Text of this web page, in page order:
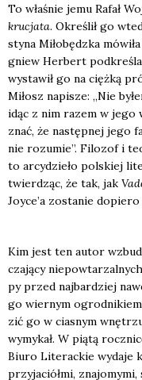
To wła­śnie jemu Rafał
kru­cja­ta. Okre­ślił go
sty­na Miło­będz­ka
gniew Her­bert
wysta­wił go na cięż­ką
Miłosz napi­sze: „Nie
idąc z nim razem w jego
znać, że następ­nej jego
nie rozu­mie”. Filo­zof i
to arcy­dzie­ło pol­skiej
twier­dząc, że tak, jak
Joy­ce­’a zosta­nie
Kim jest ten autor
cza­ją­cy
py przed naj­bar­dziej
go wier­nym
zić go w cia­snym
wymy­kał. W pią­tą
Biu­ro Lite­rac­kie wyda­je
przy­ja­ciół­mi,